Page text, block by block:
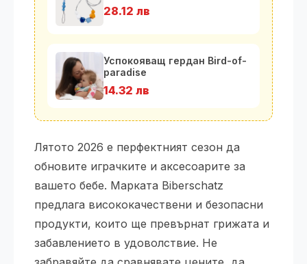
28.12 лв
Успокояващ гердан Bird-of-
paradise
14.32 лв
Лятото 2026 е перфектният сезон да
обновите играчките и аксесоарите за
вашето бебе. Марката Biberschatz
предлага висококачествени и безопасни
продукти, които ще превърнат грижата и
забавлението в удоволствие. Не